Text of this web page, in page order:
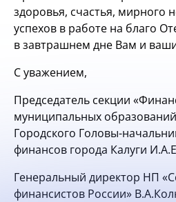
здоровья, счастья, мирного
успехов в работе на благо
в завтрашнем дне Вам и
С уважением,
Председатель секции
муниципальных
Городского Головы-
финансов города Калуги
Генеральный директор НП
финансистов России»